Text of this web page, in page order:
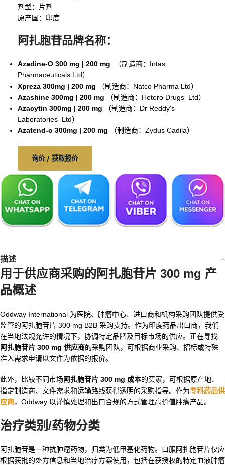
剂型：片剂
原产国：印度
阿扎胞苷品牌名称：
Azadine-O 300 mg | 200 mg
（制造商：Intas
Pharmaceuticals Ltd）
Xpreza 300mg | 200 mg
（制造商：Natco Pharma Ltd）
Azashine 300mg | 200 mg
（制造商：Hetero Drugs Ltd）
Azacytin 300mg | 200 mg
（制造商：Dr Reddy's
Laboratories Ltd）
Azatend-o 300mg | 200 mg （制造商：Zydus Cadila）
询价 / 获取报价
描述
用于供应商采购的阿扎胞苷片 300 mg 产
品概述
Oddway International 为医院、肿瘤中心、进口商和机构采购团队提供受
监管的阿扎胞苷片 300 mg B2B 采购支持。作为印度药品出口商，我们
在当地法规允许的情况下，协调特定品牌及目标市场的供应。正在寻找
阿扎胞苷片 300 mg 供应商的采购团队，可根据商业采购、招标或特殊
准入需求申请以文件为依据的报价。
此外，比较不同市场阿扎胞苷片 300 mg 成本的买家，可根据原产地、
指定制造商、文件需求和运输路线获得透明的采购指导。作为专科药品供
应商，Oddway 以谨慎处理和出口合规的方式管理高价值肿瘤产品。
治疗类别/药物分类
阿扎胞苷是一种抗肿瘤药物，归类为低甲基化药物。口服阿扎胞苷片仅应
根据获批的处方信息和当地治疗方案使用，包括在获授权的特定血液肿瘤